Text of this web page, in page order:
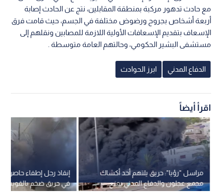
مع حادث تدهور مركبة بمنطقة المقابلين، نتج عن الحادث إصابة
أربعة أشخاص بجروح ورضوض مختلفة في الجسم، حيث قامت فرق
الإسعاف بتقديم الإسعافات الأولية اللازمة للمصابين ونقلهم إلى
مستشفى البشير الحكومي، وحالتهم العامة متوسطة .
الدفاع المدني ابرز الحوادث
اقرأ أيضاً
إنقاذ رجل إطفاء
في حريق ضخم
مراسل "رؤيا": حريق يلتهم أحد أكشاك
مجمع عجلون والدفاع المدني يمنع